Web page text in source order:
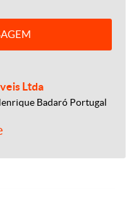
Ltda
Badaró Portugal